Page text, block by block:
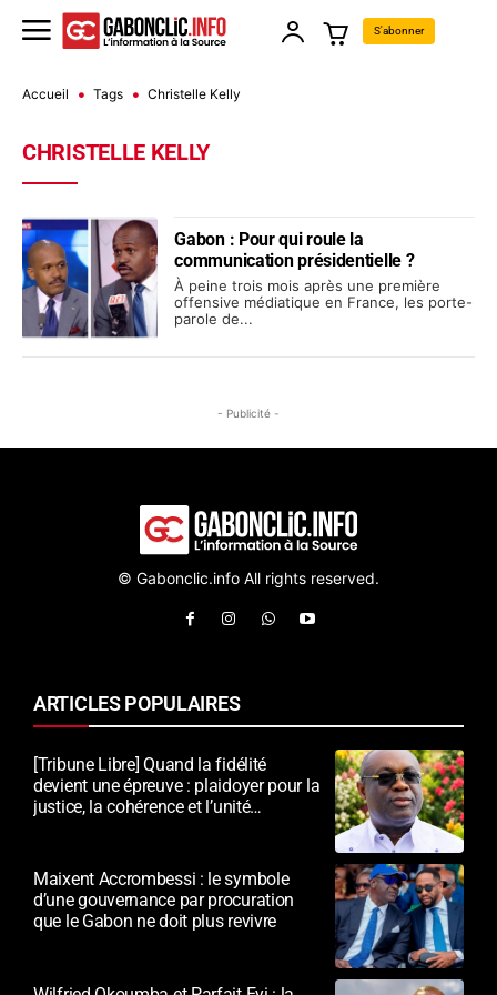
S'abonner
Accueil Tags Christelle Kelly
CHRISTELLE KELLY
Gabon : Pour qui roule la
communication présidentielle ?
À peine trois mois après une première
offensive médiatique en France, les porte-
parole de...
- Publicité -
© Gabonclic.info All rights reserved.
ARTICLES POPULAIRES
[Tribune Libre] Quand la fidélité
devient une épreuve : plaidoyer pour la
justice, la cohérence et l’unité
Maixent Accrombessi : le symbole
d’une gouvernance par procuration
que le Gabon ne doit plus revivre